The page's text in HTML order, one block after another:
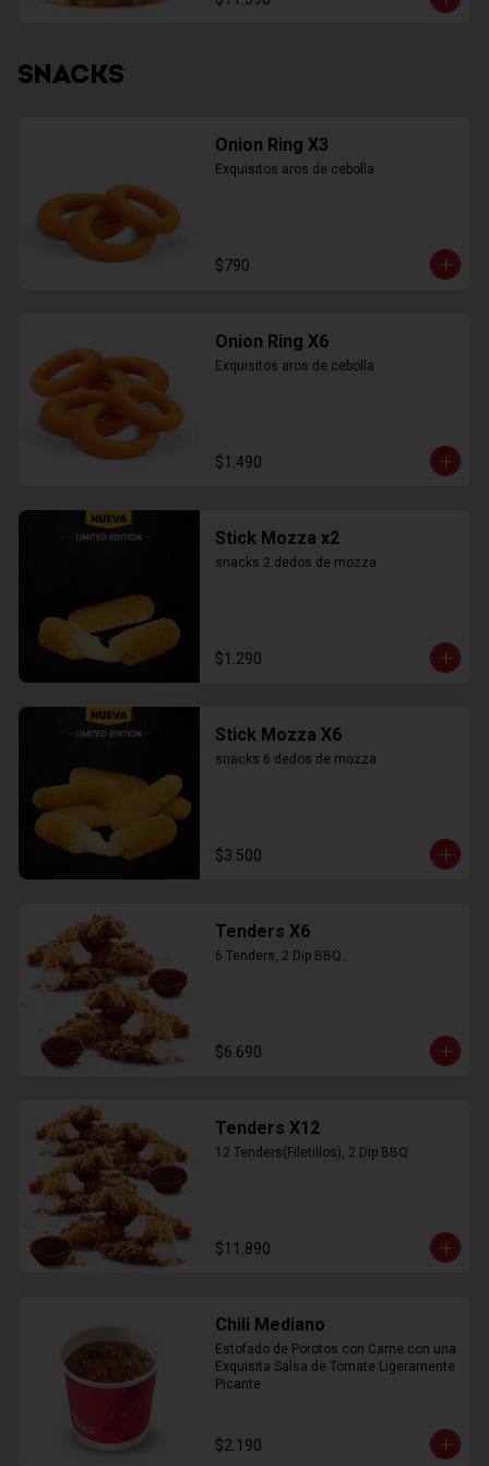
SNACKS
Onion Ring X3
Exquisitos aros de cebolla
$790
Onion Ring X6
Exquisitos aros de cebolla
$1.490
Stick Mozza x2
snacks 2 dedos de mozza
$1.290
Stick Mozza X6
snacks 6 dedos de mozza
$3.500
Tenders X6
6 Tenders, 2 Dip BBQ..
$6.690
Tenders X12
12 Tenders(Filetillos), 2 Dip BBQ
$11.890
Chili Mediano
Estofado de Porotos con Carne con una
Exquisita Salsa de Tomate Ligeramente
Picante
$2.190